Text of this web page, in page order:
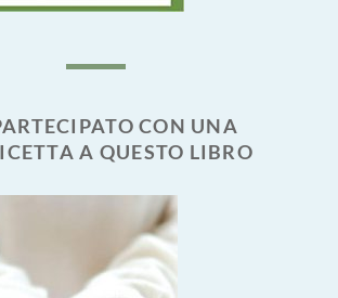
CON UNA
A QUESTO LIBRO